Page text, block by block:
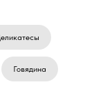
Говядина